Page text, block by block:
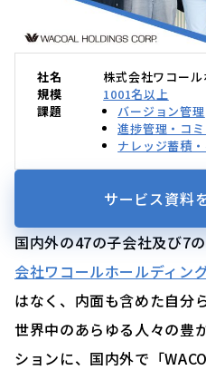
社名
株式会社ワコー
規模
1001名以上
課題
バージョン管理
進捗管理・コ
ナレッジ蓄積
サービス資料
国内外の47の子会社及び7
会社ワコールホールディン
はなく、内面も含めた自分
世界中のあらゆる人々の豊
ションに、国内外で「